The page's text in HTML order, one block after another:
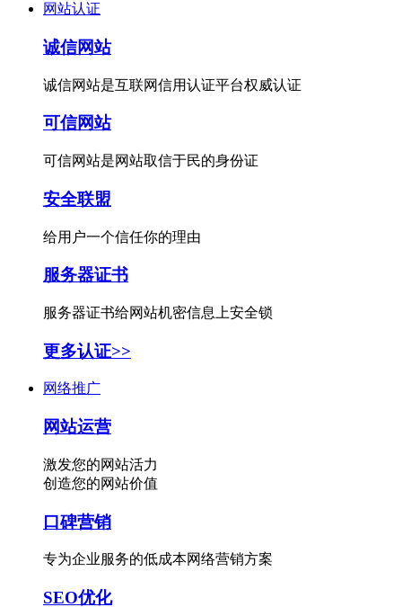
网站认证
诚信网站
诚信网站是互联网信用认证平台权威认证
可信网站
可信网站是网站取信于民的身份证
安全联盟
给用户一个信任你的理由
服务器证书
服务器证书给网站机密信息上安全锁
更多认证>>
网络推广
网站运营
激发您的网站活力
创造您的网站价值
口碑营销
专为企业服务的低成本网络营销方案
SEO优化